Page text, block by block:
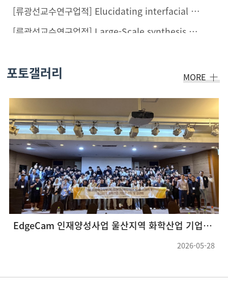
[류광선교수연구업적] Elucidating interfacial behaviors of Li-ion argyrodites through μ-cavity electrode analysis
[류광선교수연구업적] Large-Scale synthesis of metal halide doped Li7P2S8X solid electrolytes and their compatibility with organic solvents and binders
포토갤러리 MORE
EdgeCam 인재양성사업 울산지역 화학산업 기업체 견학 및 강연회(26.05.22 ~ 26.05.23) (3)
2026-05-28